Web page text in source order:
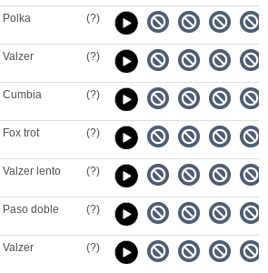
Polka (?)
Valzer (?)
Cumbia (?)
Fox trot (?)
Valzer lento (?)
Paso doble (?)
Valzer (?)